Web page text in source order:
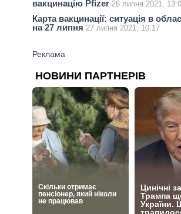
вакцинацію Pfizer 26 липня 2021,
Карта вакцинації: ситуація в
на 27 липня 27 липня 2021, 10:17